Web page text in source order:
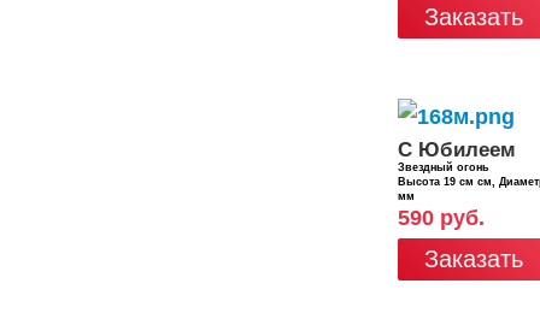
Заказать
С Юбилеем
Звездный огонь
Высота 19 см см,
мм
590 руб.
Заказать